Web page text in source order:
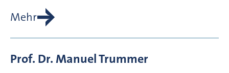
Mehr
Prof. Dr.ManuelTrummer